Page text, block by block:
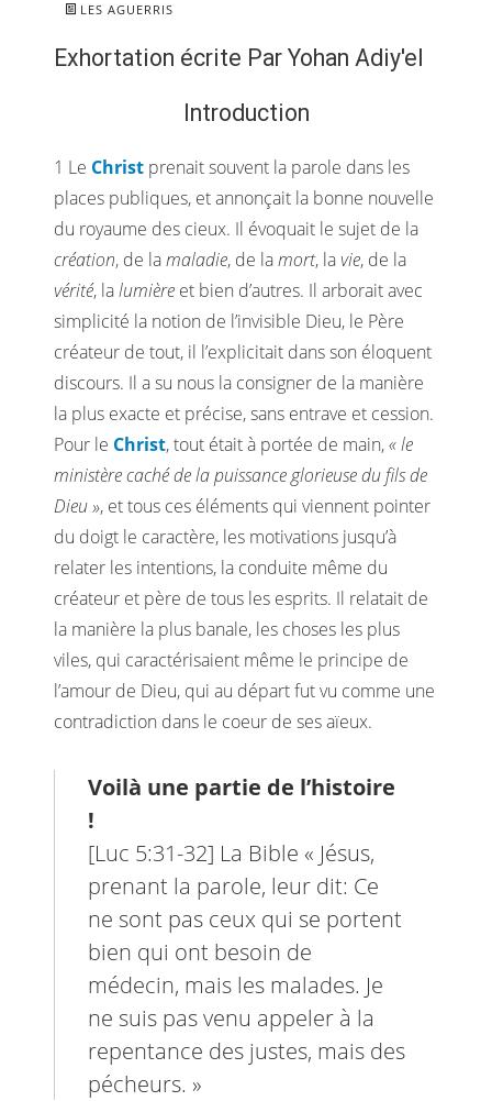
LES AGUERRIS
Exhortation écrite Par Yohan Adiy'el
Introduction
1 Le Christ prenait souvent la parole dans les
places publiques, et annonçait la bonne nouvelle
du royaume des cieux. Il évoquait le sujet de la
création, de lamaladie, de lamort, lavie, de la
vérité, lalumière et bien d’autres. Il arborait avec
simplicité la notion de l’invisible Dieu, le Père
créateur de tout, il l’explicitait dans son éloquent
discours. Il a su nous la consigner de la manière
la plus exacte et précise, sans entrave et cession.
Pour le Christ, tout était à portée de main,« le
ministère caché de la puissance glorieuse du fils de
Dieu », et tous ces éléments qui viennent pointer
du doigt le caractère, les motivations jusqu’à
relater les intentions, la conduite même du
créateur et père de tous les esprits. Il relatait de
la manière la plus banale, les choses les plus
viles, qui caractérisaient même le principe de
l’amour de Dieu, qui au départ fut vu comme une
contradiction dans le coeur de ses aïeux.
Voilà une partie de l’histoire
!
[Luc 5:31-32] La Bible « Jésus,
prenant la parole, leur dit: Ce
ne sont pas ceux qui se portent
bien qui ont besoin de
médecin, mais les malades. Je
ne suis pas venu appeler à la
repentance des justes, mais des
pécheurs. »